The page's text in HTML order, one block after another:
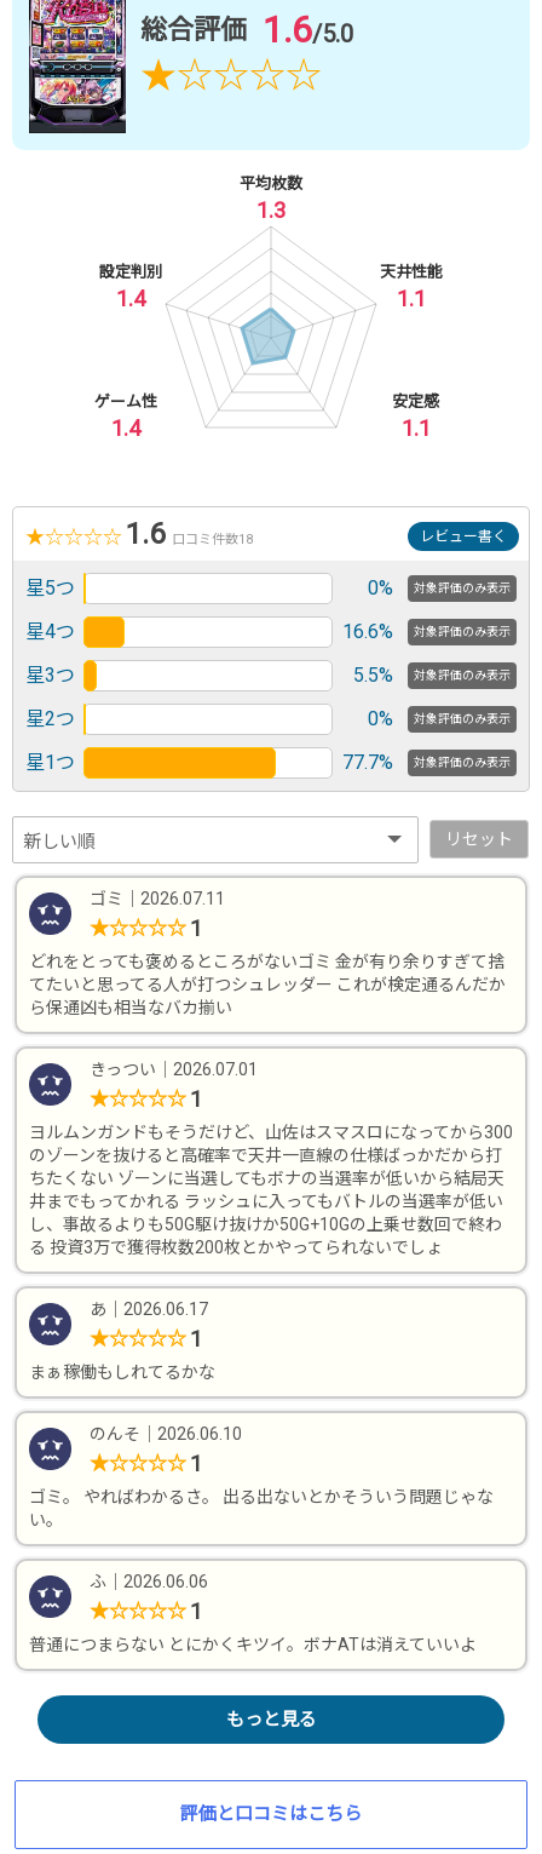
総合評価 1.6/5.0
★☆☆☆☆
1.3
平均枚数
1.1
天井性能
1.1
安定感
1.4
ゲーム性
1.4
設定判別
★☆☆☆☆ 1.6 口コミ件数18 レビュー書く
星5つ 0% 対象評価のみ表示
星4つ 16.6% 対象評価のみ表示
星3つ 5.5% 対象評価のみ表示
星2つ 0% 対象評価のみ表示
星1つ 77.7% 対象評価のみ表示
リセット
ゴミ 2026.07.11
★☆☆☆☆ 1
どれをとっても褒めるところがないゴミ 金が有り余りすぎて捨
てたいと思ってる人が打つシュレッダー これが検定通るんだか
ら保通凶も相当なバカ揃い
きっつい 2026.07.01
★☆☆☆☆ 1
ヨルムンガンドもそうだけど、山佐はスマスロになってから300
のゾーンを抜けると高確率で天井一直線の仕様ばっかだから打
ちたくない ゾーンに当選してもボナの当選率が低いから結局天
井までもってかれる ラッシュに入ってもバトルの当選率が低い
し、事故るよりも50G駆け抜けか50G+10Gの上乗せ数回で終わ
る 投資3万で獲得枚数200枚とかやってられないでしょ
あ 2026.06.17
★☆☆☆☆ 1
まぁ稼働もしれてるかな
のんそ 2026.06.10
★☆☆☆☆ 1
ゴミ。 やればわかるさ。 出る出ないとかそういう問題じゃな
い。
ふ 2026.06.06
★☆☆☆☆ 1
普通につまらない とにかくキツイ。ボナATは消えていいよ
もっと見る
評価と口コミはこちら